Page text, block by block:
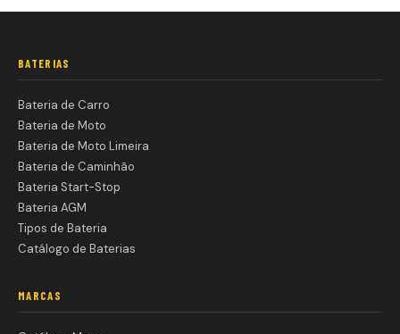
BATERIAS
Bateria de Carro
Bateria de Moto
Bateria de Moto Limeira
Bateria de Caminhão
Bateria Start-Stop
Bateria AGM
Tipos de Bateria
Catálogo de Baterias
MARCAS